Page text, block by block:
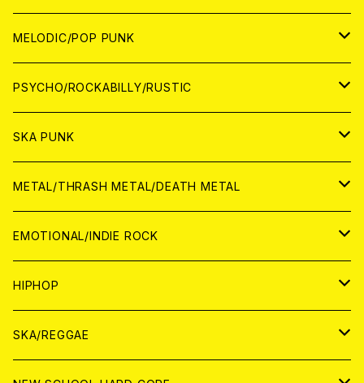
アナログ
CD
WORLD
アナログ
CD
MELODIC/POP PUNK
JAPAN
CD
ANALOG
WORLD
CD
ANALOG
PSYCHO/ROCKABILLY/RUSTIC
JAPAN
CD
ANALOG
WORLD
CD
ANALOG
SKA PUNK
JAPAN
CD
ANALOG
WORLD
CD
ANALOG
METAL/THRASH METAL/DEATH METAL
JAPAN
CD
ANALOG
WORLD
ANALOG
CD
EMOTIONAL/INDIE ROCK
JAPAN
CD
ANALOG
WORLD
HIPHOP
JAPAN
SKA/REGGAE